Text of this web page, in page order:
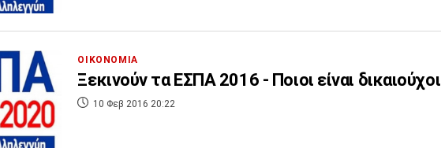
ΟΙΚΟΝΟΜΙΑ
Ξεκινούν τα ΕΣΠΑ 2016 - Ποιοι είναι δικαιούχοι
10 Φεβ 2016 20:22